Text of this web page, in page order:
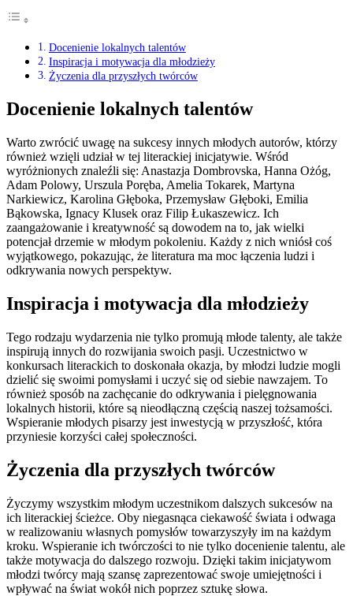
Docenienie lokalnych talentów
Inspiracja i motywacja dla młodzieży
Życzenia dla przyszłych twórców
Docenienie lokalnych talentów
Warto zwrócić uwagę na sukcesy innych młodych autorów, którzy
również wzięli udział w tej literackiej inicjatywie. Wśród
wyróżnionych znaleźli się: Anastazja Dombrovska, Hanna Ożóg,
Adam Polowy, Urszula Poręba, Amelia Tokarek, Martyna
Narkiewicz, Karolina Głęboka, Przemysław Głęboki, Emilia
Bąkowska, Ignacy Klusek oraz Filip Łukaszewicz. Ich
zaangażowanie i kreatywność są dowodem na to, jak wielki
potencjał drzemie w młodym pokoleniu. Każdy z nich wniósł coś
wyjątkowego, pokazując, że literatura ma moc łączenia ludzi i
odkrywania nowych perspektyw.
Inspiracja i motywacja dla młodzieży
Tego rodzaju wydarzenia nie tylko promują młode talenty, ale także
inspirują innych do rozwijania swoich pasji. Uczestnictwo w
konkursach literackich to doskonała okazja, by młodzi ludzie mogli
dzielić się swoimi pomysłami i uczyć się od siebie nawzajem. To
również sposób na zachęcanie do odkrywania i pielęgnowania
lokalnych historii, które są nieodłączną częścią naszej tożsamości.
Wspieranie młodych pisarzy jest inwestycją w przyszłość, która
przyniesie korzyści całej społeczności.
Życzenia dla przyszłych twórców
Życzymy wszystkim młodym uczestnikom dalszych sukcesów na
ich literackiej ścieżce. Oby niegasnąca ciekawość świata i odwaga
w realizowaniu własnych pomysłów towarzyszyły im na każdym
kroku. Wspieranie ich twórczości to nie tylko docenienie talentu, ale
także motywacja do dalszego rozwoju. Dzięki takim inicjatywom
młodzi twórcy mają szansę zaprezentować swoje umiejętności i
wpływać na świat wokół nich poprzez sztukę słowa.